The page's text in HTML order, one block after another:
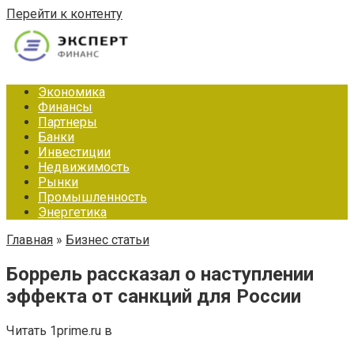
Перейти к контенту
Экономика
Финансы
Партнеры
Банки
Инвестиции
Недвижимость
Рынки
Промышленность
Энергетика
Главная » Бизнес статьи
Боррель рассказал о наступлении
эффекта от санкций для России
Читать 1prime.ru в